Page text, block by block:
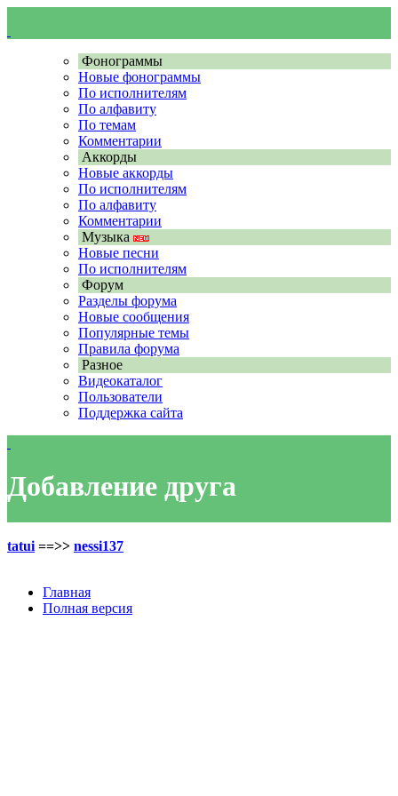
Фонограммы
Новые фонограммы
По исполнителям
По алфавиту
По темам
Комментарии
Аккорды
Новые аккорды
По исполнителям
По алфавиту
Комментарии
Музыка
Новые песни
По исполнителям
Форум
Разделы форума
Новые сообщения
Популярные темы
Правила форума
Разное
Видеокаталог
Пользователи
Поддержка сайта
Добавление друга
tatui ==>> nessi137
Главная
Полная версия